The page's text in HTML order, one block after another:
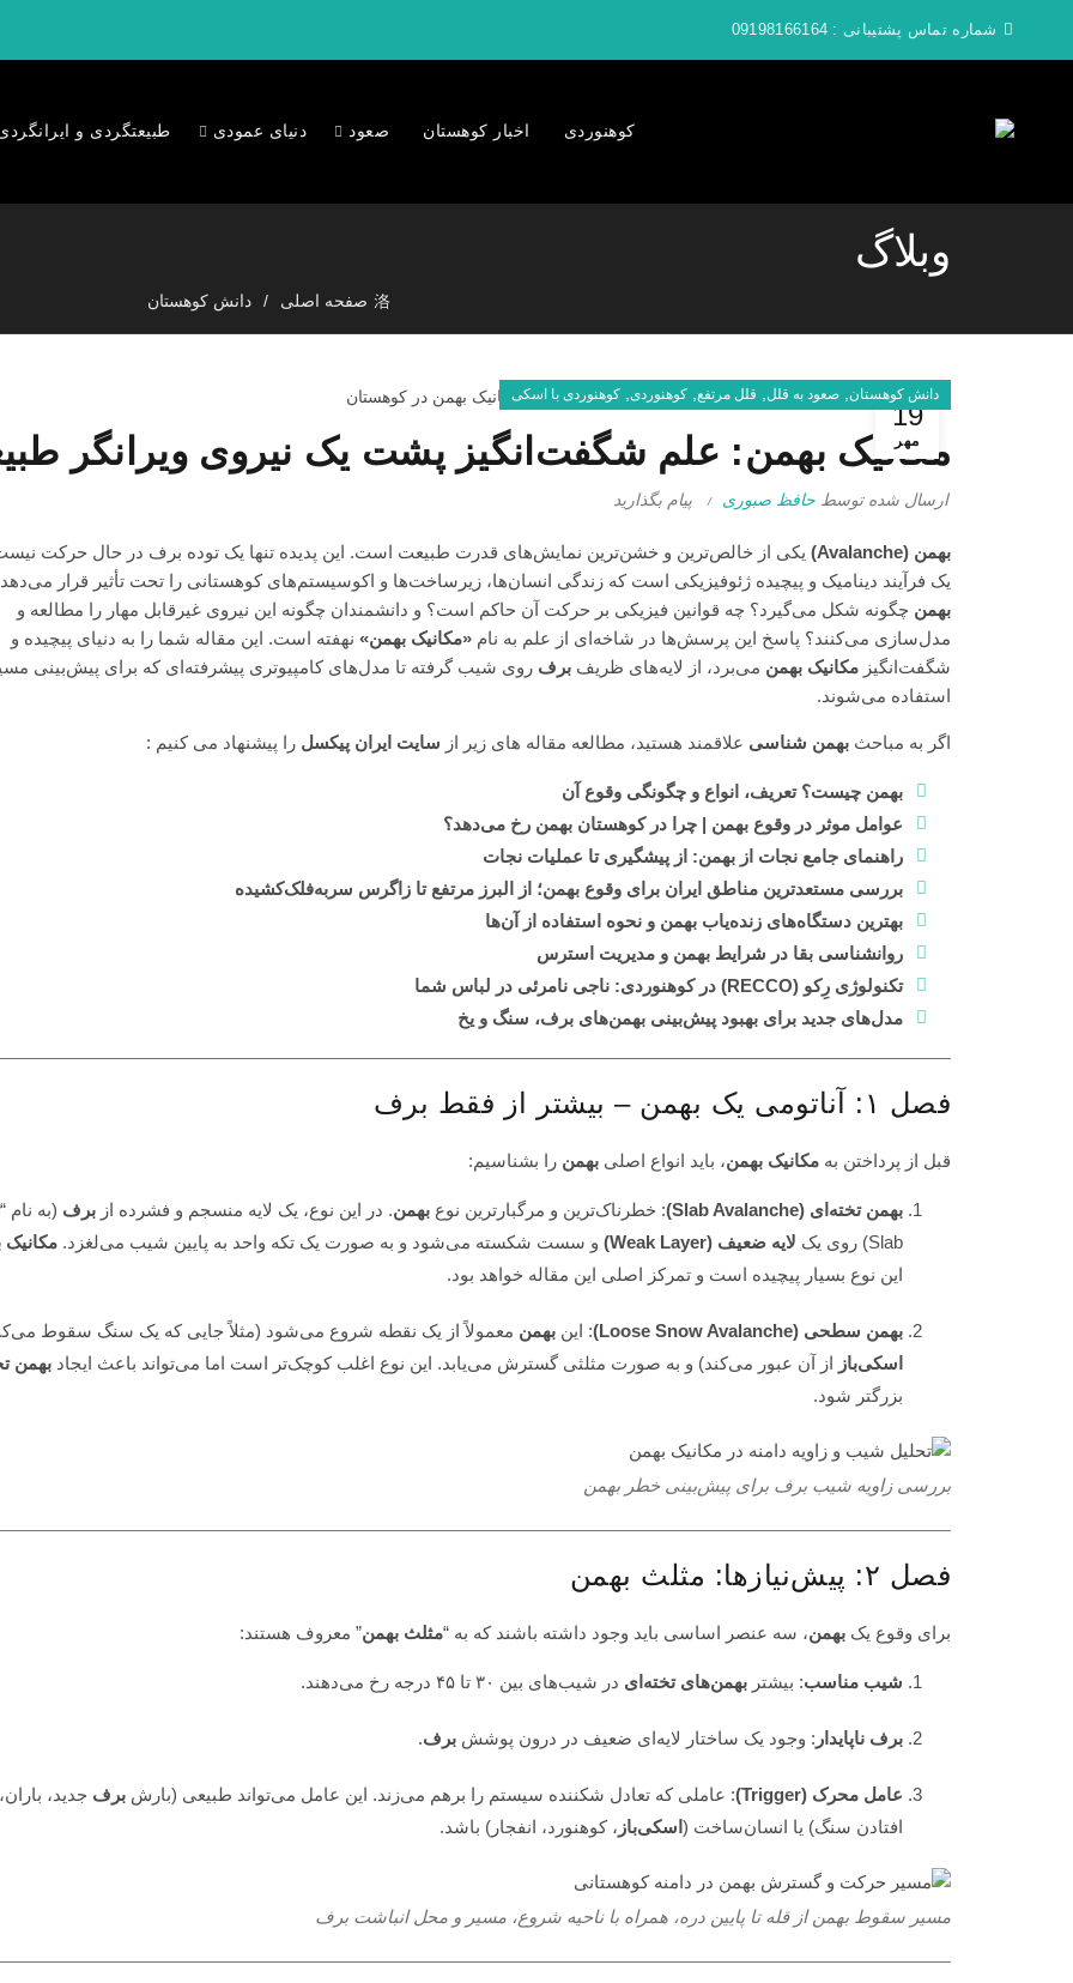
شماره تماس پشتیبانی : 09198166164
کوهنوردی اخبار کوهستان صعود دنیای عمودی طبیعتگردی و
وبلاگ
صفحه اصلی دانش کوهستان
19
مهر
دانش کوهستان, صعود به قلل, قلل مرتفع, کوهنوردی, کوهنوردی با اسکی
مکانیک بهمن: علم شگفت‌انگیز پشت یک نیروی ویرانگر
ارسال شده توسط حافظ صبوری پیام بگذارید
بهمن (Avalanche)
یکی از خالص‌ترین و خشن‌ترین نمایش‌های قدرت طبیعت است. این پدیده تنها یک توده برف در حال حرکت
یک فرآیند دینامیک و پیچیده ژئوفیزیکی است که زندگی انسان‌ها، زیرساخت‌ها و اکوسیستم‌های کوهستانی را تحت تأثیر قرار
بهمن چگونه شکل می‌گیرد؟ چه قوانین فیزیکی بر حرکت آن حاکم است؟ و دانشمندان چگونه این نیروی غیرقابل مهار را مطالعه و
مدل‌سازی می‌کنند؟ پاسخ این پرسش‌ها در شاخه‌ای از علم به نام «مکانیک بهمن» نهفته است. این مقاله شما را به دنیای پیچیده و
شگفت‌انگیز مکانیک بهمن می‌برد، از لایه‌های ظریف برف روی شیب گرفته تا مدل‌های کامپیوتری پیشرفته‌ای که برای پیش‌بینی
استفاده می‌شوند.
اگر به مباحث بهمن شناسی علاقمند هستید، مطالعه مقاله های زیر از سایت ایران پیکسل را پیشنهاد می کنیم :
بهمن چیست؟ تعریف، انواع و چگونگی وقوع آن
عوامل موثر در وقوع بهمن | چرا در کوهستان بهمن رخ می‌دهد؟
راهنمای جامع نجات از بهمن: از پیشگیری تا عملیات نجات
بررسی مستعدترین مناطق ایران برای وقوع بهمن؛ از البرز مرتفع تا زاگرس سربه‌فلک‌کشیده
بهترین دستگاه‌های زنده‌یاب بهمن و نحوه استفاده از آن‌ها
روانشناسی بقا در شرایط بهمن و مدیریت استرس
تکنولوژی رِکو (RECCO) در کوهنوردی: ناجی نامرئی در لباس شما
مدل‌های جدید برای بهبود پیش‌بینی بهمن‌های برف، سنگ و یخ
فصل ۱: آناتومی یک بهمن – بیشتر از فقط برف
قبل از پرداختن به مکانیک بهمن، باید انواع اصلی بهمن را بشناسیم:
بهمن تخته‌ای (Slab Avalanche) : خطرناک‌ترین و مرگبارترین نوع بهمن. در این نوع، یک لایه منسجم و فشرده از برف (به نام “
Slab) روی یک
لایه ضعیف (Weak Layer) و سست شکسته می‌شود و به صورت یک تکه واحد به پایین شیب می‌لغزد. مکانیک
این نوع بسیار پیچیده است و تمرکز اصلی این مقاله خواهد بود.
بهمن سطحی (Loose Snow Avalanche) : این بهمن معمولاً از یک نقطه شروع می‌شود (مثلاً جایی که یک سنگ سقوط
اسکی‌باز از آن عبور می‌کند) و به صورت مثلثی گسترش می‌یابد. این نوع اغلب کوچک‌تر است اما می‌تواند باعث ایجاد بهمن
بزرگتر شود.
بررسی زاویه شیب برف برای پیش‌بینی خطر بهمن
فصل ۲: پیش‌نیازها: مثلث بهمن
برای وقوع یک بهمن، سه عنصر اساسی باید وجود داشته باشند که به “مثلث بهمن” معروف هستند:
شیب مناسب: بیشتر بهمن‌های تخته‌ای در شیب‌های بین ۳۰ تا ۴۵ درجه رخ می‌دهند.
برف ناپایدار : وجود یک ساختار لایه‌ای ضعیف در درون پوشش برف.
عامل محرک (Trigger) : عاملی که تعادل شکننده سیستم را برهم می‌زند. این عامل می‌تواند طبیعی (بارش برف جدید،
افتادن سنگ) یا انسان‌ساخت ( اسکی‌باز ، کوهنورد، انفجار) باشد.
مسیر سقوط بهمن از قله تا پایین دره، همراه با ناحیه شروع، مسیر و محل انباشت برف